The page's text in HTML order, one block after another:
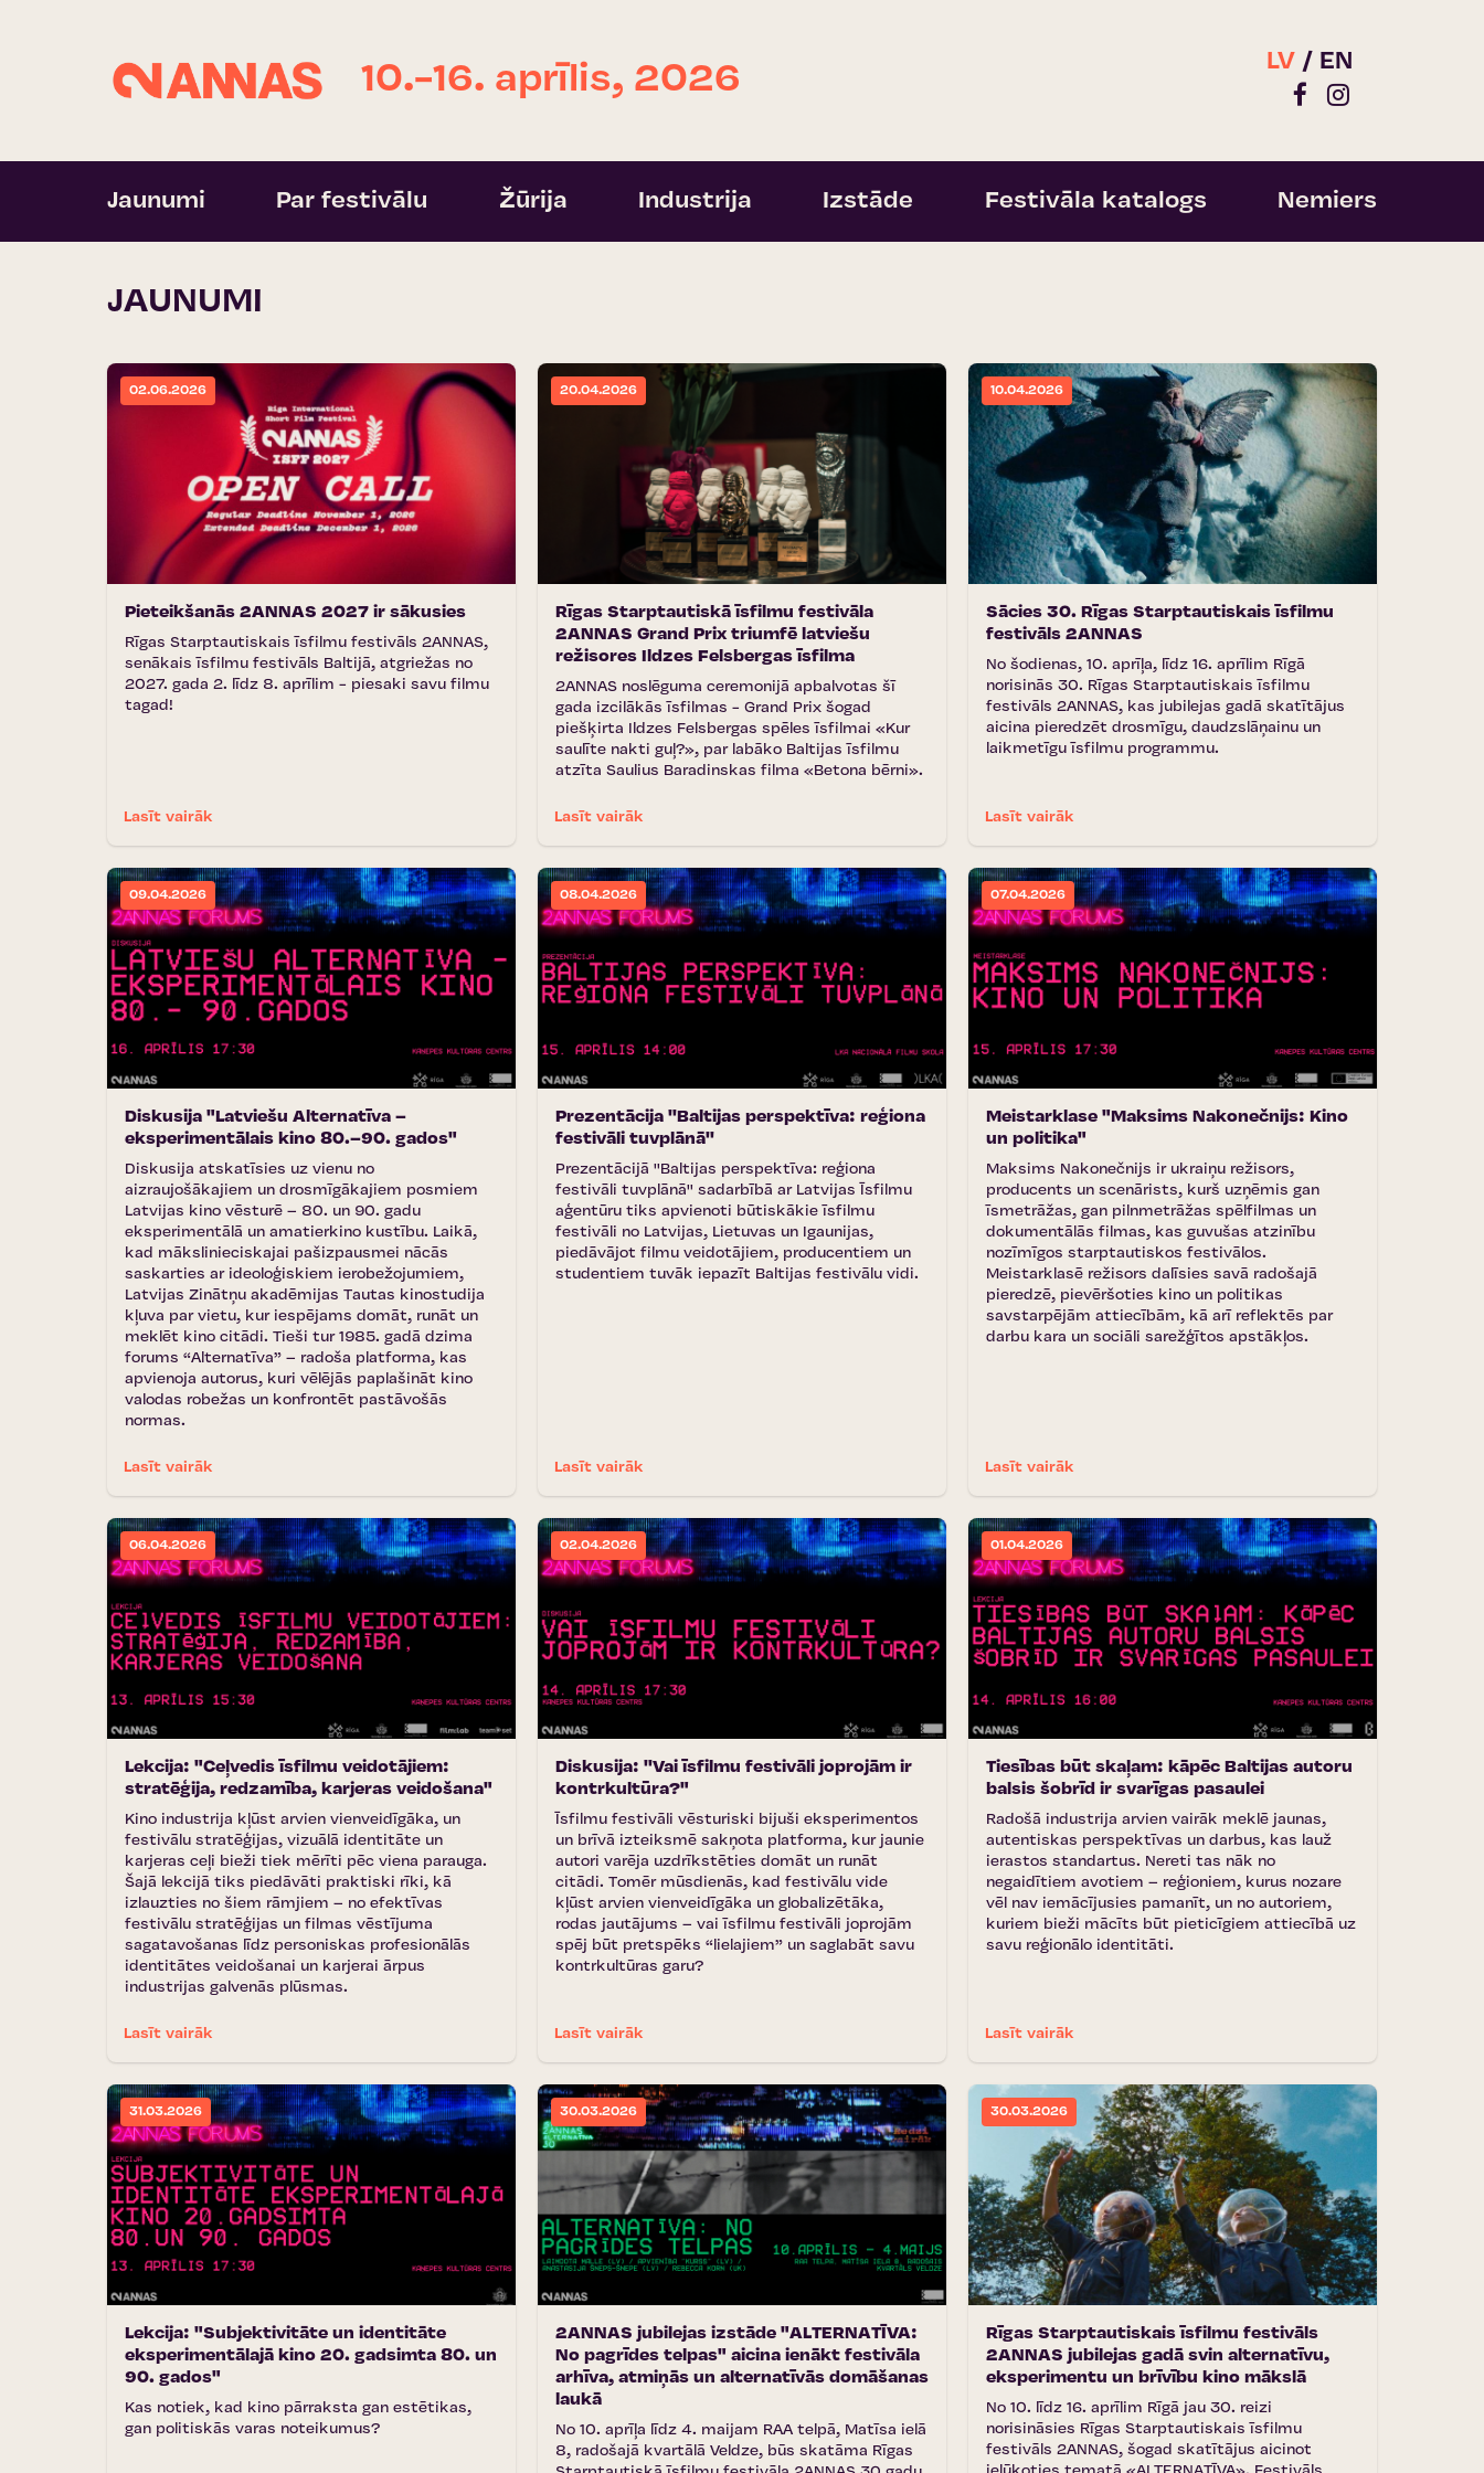
10.-16. aprīlis, 2026 LV EN
Jaunumi Par festivālu Žūrija Industrija Izstāde Festivāla katalogs Nemiers
JAUNUMI
02.06.2026
Pieteikšanās 2ANNAS 2027 ir sākusies
Rīgas Starptautiskais īsfilmu festivāls 2ANNAS,
senākais īsfilmu festivāls Baltijā, atgriežas no
2027. gada 2. līdz 8. aprīlim - piesaki savu filmu
tagad!
Lasīt vairāk
20.04.2026
Rīgas Starptautiskā īsfilmu festivāla
2ANNAS Grand Prix triumfē latviešu
režisores Ildzes Felsbergas īsfilma
2ANNAS noslēguma ceremonijā apbalvotas šī
gada izcilākās īsfilmas - Grand Prix šogad
piešķirta Ildzes Felsbergas spēles īsfilmai «Kur
saulīte nakti guļ?», par labāko Baltijas īsfilmu
atzīta Saulius Baradinskas filma «Betona bērni».
Lasīt vairāk
10.04.2026
Sācies 30. Rīgas Starptautiskais īsfilmu
festivāls 2ANNAS
No šodienas, 10. aprīļa, līdz 16. aprīlim Rīgā
norisinās 30. Rīgas Starptautiskais īsfilmu
festivāls 2ANNAS, kas jubilejas gadā skatītājus
aicina pieredzēt drosmīgu, daudzslāņainu un
laikmetīgu īsfilmu programmu.
Lasīt vairāk
09.04.2026
Diskusija "Latviešu Alternatīva –
eksperimentālais kino 80.–90. gados"
Diskusija atskatīsies uz vienu no
aizraujošākajiem un drosmīgākajiem posmiem
Latvijas kino vēsturē – 80. un 90. gadu
eksperimentālā un amatierkino kustību. Laikā,
kad mākslinieciskajai pašizpausmei nācās
saskarties ar ideoloģiskiem ierobežojumiem,
Latvijas Zinātņu akadēmijas Tautas kinostudija
kļuva par vietu, kur iespējams domāt, runāt un
meklēt kino citādi. Tieši tur 1985. gadā dzima
forums “Alternatīva” – radoša platforma, kas
apvienoja autorus, kuri vēlējās paplašināt kino
valodas robežas un konfrontēt pastāvošās
normas.
Lasīt vairāk
08.04.2026
Prezentācija ''Baltijas perspektīva: reģiona
festivāli tuvplānā''
Prezentācijā ''Baltijas perspektīva: reģiona
festivāli tuvplānā'' sadarbībā ar Latvijas Īsfilmu
aģentūru tiks apvienoti būtiskākie īsfilmu
festivāli no Latvijas, Lietuvas un Igaunijas,
piedāvājot filmu veidotājiem, producentiem un
studentiem tuvāk iepazīt Baltijas festivālu vidi.
Lasīt vairāk
07.04.2026
Meistarklase "Maksims Nakonečnijs: Kino
un politika"
Maksims Nakonečnijs ir ukraiņu režisors,
producents un scenārists, kurš uzņēmis gan
īsmetrāžas, gan pilnmetrāžas spēlfilmas un
dokumentālās filmas, kas guvušas atzinību
nozīmīgos starptautiskos festivālos.
Meistarklasē režisors dalīsies savā radošajā
pieredzē, pievēršoties kino un politikas
savstarpējām attiecībām, kā arī reflektēs par
darbu kara un sociāli sarežģītos apstākļos.
Lasīt vairāk
06.04.2026
Lekcija: "Ceļvedis īsfilmu veidotājiem:
stratēģija, redzamība, karjeras veidošana"
Kino industrija kļūst arvien vienveidīgāka, un
festivālu stratēģijas, vizuālā identitāte un
karjeras ceļi bieži tiek mērīti pēc viena parauga.
Šajā lekcijā tiks piedāvāti praktiski rīki, kā
izlauzties no šiem rāmjiem – no efektīvas
festivālu stratēģijas un filmas vēstījuma
sagatavošanas līdz personiskas profesionālās
identitātes veidošanai un karjerai ārpus
industrijas galvenās plūsmas.
Lasīt vairāk
02.04.2026
Diskusija: ''Vai īsfilmu festivāli joprojām ir
kontrkultūra?"
Īsfilmu festivāli vēsturiski bijuši eksperimentos
un brīvā izteiksmē sakņota platforma, kur jaunie
autori varēja uzdrīkstēties domāt un runāt
citādi. Tomēr mūsdienās, kad festivālu vide
kļūst arvien vienveidīgāka un globalizētāka,
rodas jautājums – vai īsfilmu festivāli joprojām
spēj būt pretspēks “lielajiem” un saglabāt savu
kontrkultūras garu?
Lasīt vairāk
01.04.2026
Tiesības būt skaļam: kāpēc Baltijas autoru
balsis šobrīd ir svarīgas pasaulei
Radošā industrija arvien vairāk meklē jaunas,
autentiskas perspektīvas un darbus, kas lauž
ierastos standartus. Nereti tas nāk no
negaidītiem avotiem – reģioniem, kurus nozare
vēl nav iemācījusies pamanīt, un no autoriem,
kuriem bieži mācīts būt pieticīgiem attiecībā uz
savu reģionālo identitāti.
Lasīt vairāk
31.03.2026
Lekcija: "Subjektivitāte un identitāte
eksperimentālajā kino 20. gadsimta 80. un
90. gados"
Kas notiek, kad kino pārraksta gan estētikas,
gan politiskās varas noteikumus?
30.03.2026
2ANNAS jubilejas izstāde "ALTERNATĪVA:
No pagrīdes telpas" aicina ienākt festivāla
arhīva, atmiņās un alternatīvās domāšanas
laukā
No 10. aprīļa līdz 4. maijam RAA telpā, Matīsa ielā
8, radošajā kvartālā Veldze, būs skatāma Rīgas
30.03.2026
Rīgas Starptautiskais īsfilmu festivāls
2ANNAS jubilejas gadā svin alternatīvu,
eksperimentu un brīvību kino mākslā
No 10. līdz 16. aprīlim Rīgā jau 30. reizi
norisināsies Rīgas Starptautiskais īsfilmu
festivāls 2ANNAS, šogad skatītājus aicinot